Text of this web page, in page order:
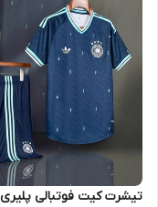
تیشرت کیت فوتبالی پلیری